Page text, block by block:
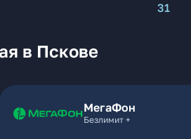
31
в Пскове
МегаФон
Безлимит +